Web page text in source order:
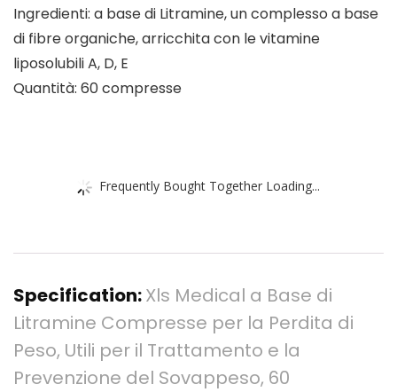
Ingredienti: a base di Litramine, un complesso a base
di fibre organiche, arricchita con le vitamine
liposolubili A, D, E
Quantità: 60 compresse
Frequently Bought Together Loading...
Specification:Xls Medical a Base di
Litramine Compresse per la Perdita di
Peso, Utili per il Trattamento e la
Prevenzione del Sovappeso, 60